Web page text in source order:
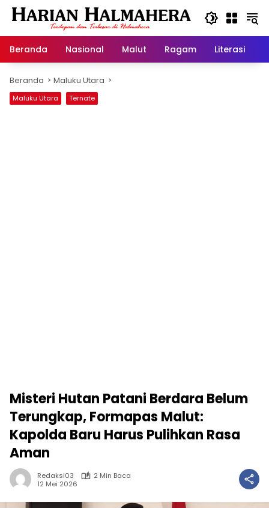
Langsung
Beranda
Nasional Malut Ragam Literasi
Beranda Maluku Utara
Maluku Utara Ternate
Misteri Hutan Patani Berdara Belum
Terungkap, Formapas Malut:
Kapolda Baru Harus Pulihkan Rasa
Aman
Redaksi03
2 Min Baca
12 Mei 2026